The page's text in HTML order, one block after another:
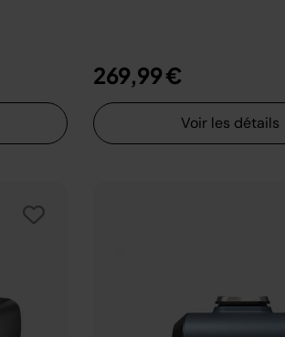
269,99 €
Voir les détails